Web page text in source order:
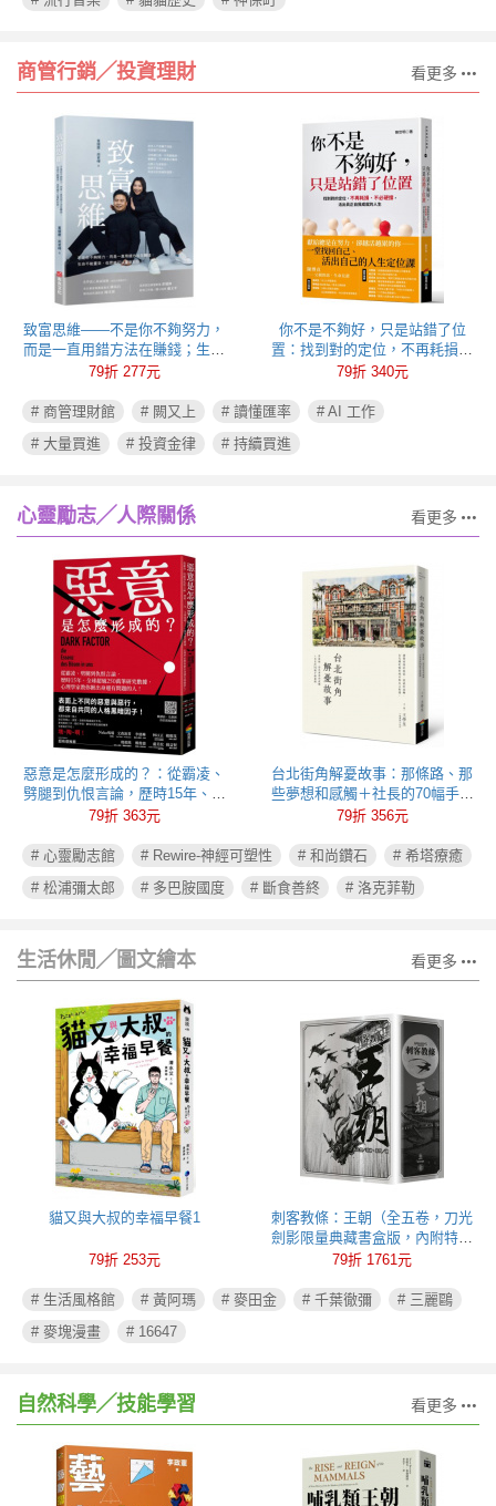
商管行銷╱投資理財 看更多
致富思維——不是你不夠努力，
而是一直用錯方法在賺錢；生命
不能重來，但思維可以重新彩
79折 277元
你不是不夠好，只是站錯了位
置：找到對的定位，不再耗損、
不必硬撐，活出真正自我成就的
79折 340元
# 商管理財館 # 闕又上 # 讀懂匯率
# AI 工作
# 大量買進
# 投資金律 # 持續買進
心靈勵志╱人際關係 看更多
惡意是怎麼形成的？：從霸凌、
劈腿到仇恨言論，歷時15年、全
球超過250萬筆研究數據，心理學
79折 363元
台北街角解憂故事：那條路、那
些夢想和感觸＋社長的70幅手繪
插圖
79折 356元
# 心靈勵志館 # Rewire-神經可塑性 # 和尚鑽石
# 希塔療癒
# 松浦彌太郎
# 多巴胺國度 # 斷食善終 # 洛克菲勒
生活休閒╱圖文繪本 看更多
貓又與大叔的幸福早餐1
79折 253元
刺客教條：王朝（全五卷，刀光
劍影限量典藏書盒版，內附特製
刺客水墨古風海報）
79折 1761元
# 生活風格館 # 黃阿瑪 # 麥田金 # 千葉徹彌
# 三麗鷗
# 麥塊漫畫
# 16647
自然科學╱技能學習 看更多